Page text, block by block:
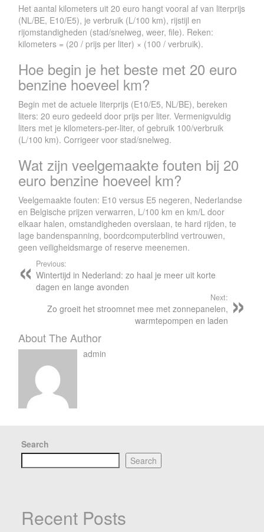
Het aantal kilometers uit 20 euro hangt vooral af van literprijs
(NL/BE, E10/E5), je verbruik (L/100 km), rijstijl en
rijomstandigheden (stad/snelweg, weer, file). Reken:
kilometers = (20 / prijs per liter) × (100 / verbruik).
Hoe begin je het beste met 20 euro
benzine hoeveel km?
Begin met de actuele literprijs (E10/E5, NL/BE), bereken
liters: 20 euro gedeeld door prijs per liter. Vermenigvuldig
liters met je kilometers-per-liter, of gebruik 100/verbruik
(L/100 km). Corrigeer voor stad/snelweg.
Wat zijn veelgemaakte fouten bij 20
euro benzine hoeveel km?
Veelgemaakte fouten: E10 versus E5 negeren, Nederlandse
en Belgische prijzen verwarren, L/100 km en km/L door
elkaar halen, omstandigheden overslaan, te hard rijden, te
lage bandenspanning, boordcomputerblind vertrouwen,
geen veiligheidsmarge of reserve meenemen.
Previous:
Wintertijd in Nederland: zo haal je meer uit korte
dagen en lange avonden
Next:
Zo groeit het stroomnet mee met zonnepanelen,
warmtepompen en laden
About The Author
admin
Search
Search
Recent Posts